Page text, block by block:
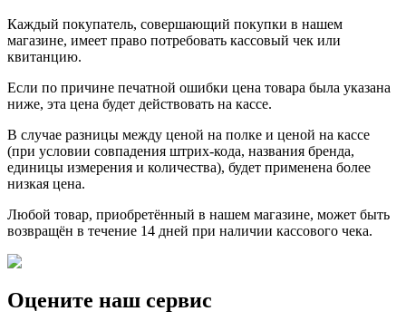
Каждый покупатель, совершающий покупки в нашем
магазине, имеет право потребовать кассовый чек или
квитанцию.
Если по причине печатной ошибки цена товара была указана
ниже, эта цена будет действовать на кассе.
В случае разницы между ценой на полке и ценой на кассе
(при условии совпадения штрих-кода, названия бренда,
единицы измерения и количества), будет применена более
низкая цена.
Любой товар, приобретённый в нашем магазине, может быть
возвращён в течение 14 дней при наличии кассового чека.
Оцените наш сервис